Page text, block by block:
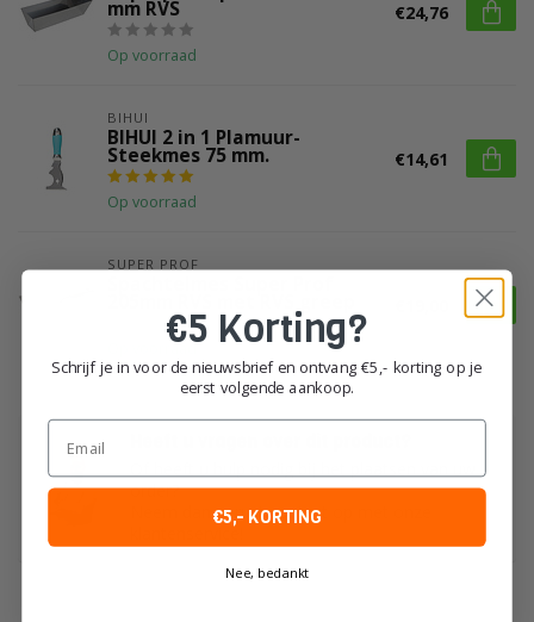
mm RVS
Op voorraad
€24,76
BIHUI
BIHUI 2 in 1 Plamuur-
Steekmes 75 mm.
Op voorraad
€14,61
SUPER PROF
Op voorraad
order?
Neem dan gerust contact op met onze
klantenservice!
€5 Korting?
Schrijf je in voor de nieuwsbrief en ontvang €5,- korting op je
eerst volgende aankoop.
Email
€5,- KORTING
Nee, bedankt